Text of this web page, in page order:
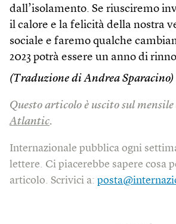
dall’isolamento. Se riusciremo
il calore e la felicità della nostra
sociale e faremo qualche
2023 potrà essere un anno di
(Traduzione di Andrea Sparacino)
Questo articolo è uscito sul
Atlantic.
Internazionale pubblica ogni
lettere. Ci piacerebbe sapere cosa
articolo. Scrivici a: